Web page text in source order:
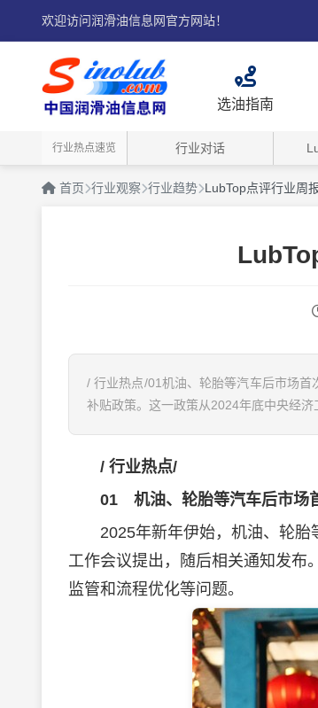
欢迎访问润滑油信息网官方网站！
选油指南
行业热点速览 行业对话
首页 行业观察 行业趋势 LubTop点评行业周
/ 行业热点/01机油、轮胎等汽车后市场首
补贴政策。这一政策从2024年底中央经
/ 行业热点/
01
机油、轮胎等汽车后市场
2025年新年伊始，机油、轮胎等
工作会议提出，随后相关通知发布
监管和流程优化等问题。